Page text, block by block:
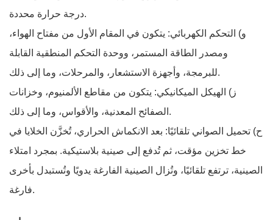
درجة حرارة محددة.
و) التحكم الكهربائي: يتكون في المقام الأول من مفتاح الهواء،
ومصدر الطاقة المستمر، ووحدة التحكم المنطقية القابلة
للبرمجة، وأجهزة الاستشعار، والمرحلات، وما إلى ذلك.
ز) الهيكل الميكانيكي: يتكون من مقاطع الألمنيوم، وخزانات
الصفائح المعدنية، والأقواس، وما إلى ذلك.
ح) تحميل الصواني تلقائيًا: بعد الانكماش الحراري، تُخزَّن الخلايا في
خط تخزين مؤقت، ثم تُدفع إلى صينية بلاستيكية. بمجرد امتلاء
الصينية، ترتفع تلقائيًا، وتُزال الصينية الفارغة يدويًا وتُستبدل بأخرى
فارغة.